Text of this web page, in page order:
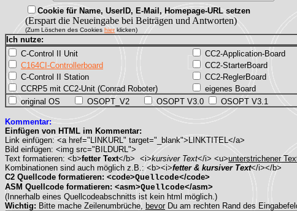
Cookie für Name, UserID, E-Mail, Homepage-URL setzen
(Erspart die Neueingabe bei Beiträgen und Antworten)
(Zum Löschen des Cookies hierklicken)
Ich nutze:
C-Control II Unit
C164CI-Controllerboard
C-Control II Station
CCRP5 mit CC2-Unit (Conrad Roboter)
CC2-Application-Board
CC2-StarterBoard
CC2-ReglerBoard
eigenes Board
original OS
OSOPT_V2 OSOPT V3.0 OSOPT V3.1
Kommentar:
Einfügen von HTML im Kommentar:
Link einfügen: <a href="LINKURL" target="_blank">LINKTITEL</a>
Bild einfügen: <img src="BILDURL">
Text formatieren: <b>fetter Text</b> <i>kursiver Text</i> <u>unterstrichener
Kombinationen sind auch möglich z.B.: <b><i>fetter & kursiver Text</i></b>
C2 Quellcode formatieren: <code>Quellcode</code>
ASM Quellcode formatieren: <asm>Quellcode</asm>
(Innerhalb eines Quellcodeabschnitts ist kein html möglich.)
Wichtig: Bitte mache Zeilenumbrüche, bevor Du am rechten Rand des